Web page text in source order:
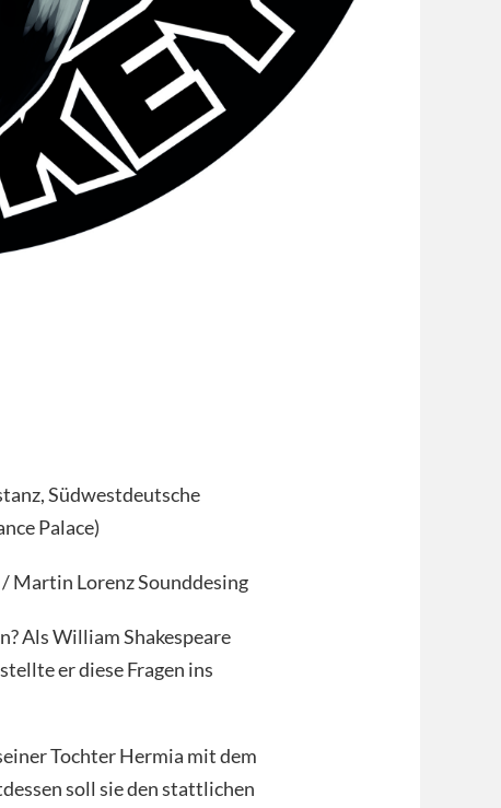
Südwestdeutsche
Palace)
Martin Lorenz Sounddesing
Als William Shakespeare
er diese Fragen ins
Tochter Hermia mit dem
soll sie den stattlichen